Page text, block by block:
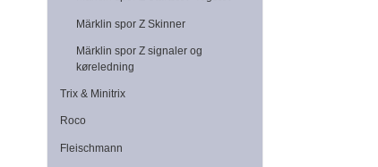
Märklin spor Z Skinner
Märklin spor Z signaler og
køreledning
Trix & Minitrix
Roco
Fleischmann